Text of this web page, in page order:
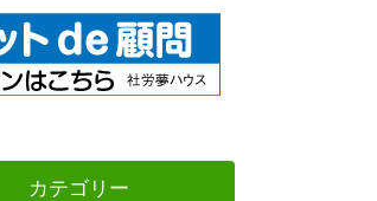
カテゴリー